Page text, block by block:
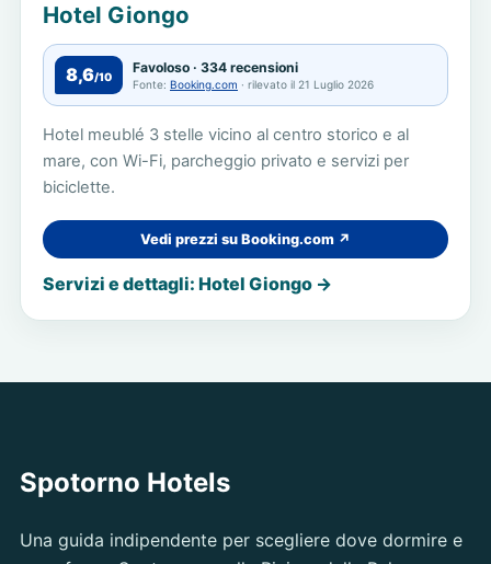
Hotel Giongo
8,6/10
Favoloso · 334 recensioni
Fonte: Booking.com · rilevato il 21 Luglio 2026
Hotel meublé 3 stelle vicino al centro storico e al
mare, con Wi-Fi, parcheggio privato e servizi per
biciclette.
Vedi prezzi su Booking.com ↗
Servizi e dettagli: Hotel Giongo →
Spotorno Hotels
Una guida indipendente per scegliere dove dormire e